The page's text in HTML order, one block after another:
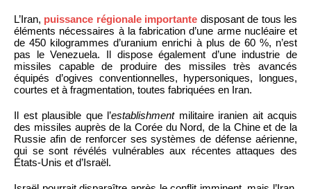
L’Iran, puissance régionale importante disposant de tous les
éléments nécessaires à la fabrication d’une arme nucléaire et
de 450 kilogrammes d’uranium enrichi à plus de 60 %, n’est
pas le Venezuela. Il dispose également d’une industrie de
missiles capable de produire des missiles très avancés
équipés d’ogives conventionnelles, hypersoniques, longues,
courtes et à fragmentation, toutes fabriquées en Iran.
Il est plausible que l’establishmentmilitaire iranien ait acquis
des missiles auprès de la Corée du Nord, de la Chine et de la
Russie afin de renforcer ses systèmes de défense aérienne,
qui se sont révélés vulnérables aux récentes attaques des
États-Unis et d’Israël.